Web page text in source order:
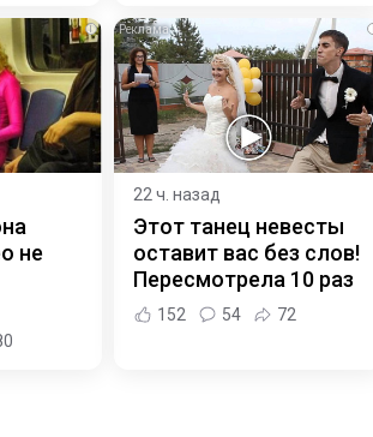
i
не
22 ч. назад
Этот танец невесты
оставит вас без слов!
Пересмотрела 10 раз
152 54 72